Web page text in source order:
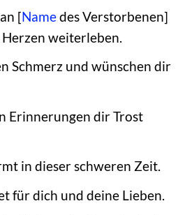
[Namedes Verstorbenen]
weiterleben.
Schmerz und wünschen dir
Erinnerungen dir Trost
in dieser schweren Zeit.
für dich und deine Lieben.